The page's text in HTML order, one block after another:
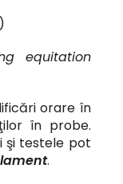
equitation
orare în
în probe.
şi testele pot
.